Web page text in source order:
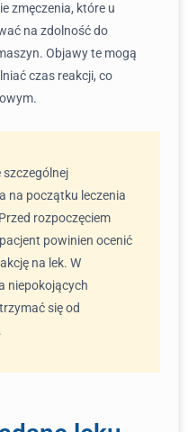
zmęczenia, które u
na zdolność do
Objawy te mogą
czas reakcji, co
szczególnej
na początku leczenia
rozpoczęciem
powinien ocenić
na lek. W
niepokojących
się od